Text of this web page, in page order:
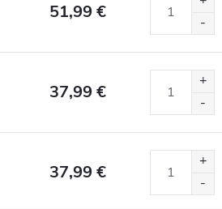
51,99 €
37,99 €
37,99 €